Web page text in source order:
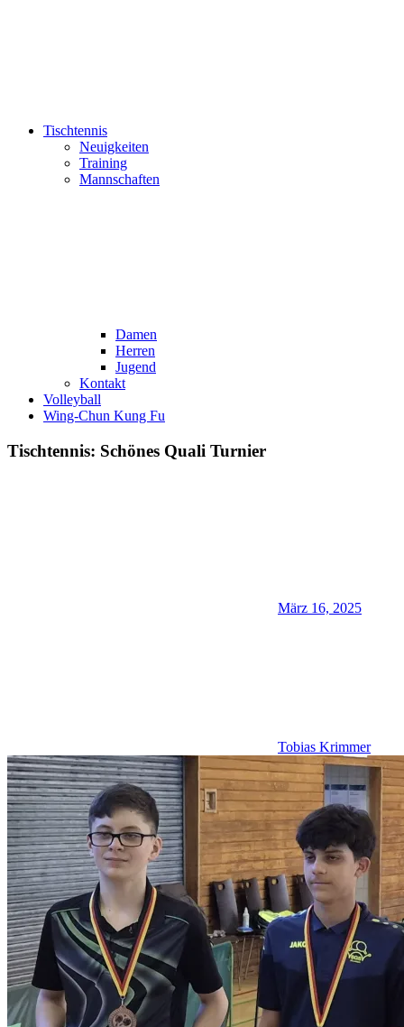
Tischtennis
Neuigkeiten
Training
Mannschaften
Damen
Herren
Jugend
Kontakt
Volleyball
Wing-Chun Kung Fu
Tischtennis: Schönes Quali Turnier
März 16, 2025
Tobias Krimmer